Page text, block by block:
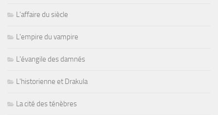
L'affaire du siècle
L'empire du vampire
L'évangile des damnés
L'historienne et Drakula
La cité des ténèbres